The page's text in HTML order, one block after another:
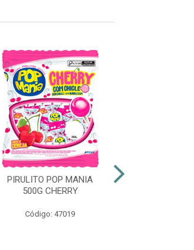
PIRULITO POP MANIA
500G CHERRY
Código: 47019